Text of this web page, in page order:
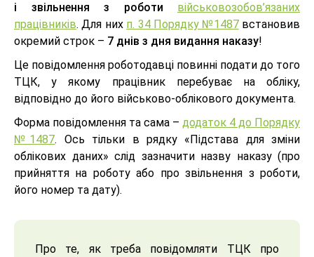
і звільнення з роботи
військовозобов’язаних
працівників. Для них п. 34 Порядку №1487встановив
окремий строк – 7 днів з дня видання наказу!
Це повідомлення роботодавці повинні подати до того
ТЦК, у якому працівник перебуває на обліку,
відповідно до його військово-облікового документа.
Форма повідомлення та сама – додаток 4 до Порядку
№1487. Ось тільки в рядку «Підстава для зміни
облікових даних» слід зазначити назву наказу (про
прийняття на роботу або про звільнення з роботи,
його номер та дату).
Про те, як треба повідомляти ТЦК про